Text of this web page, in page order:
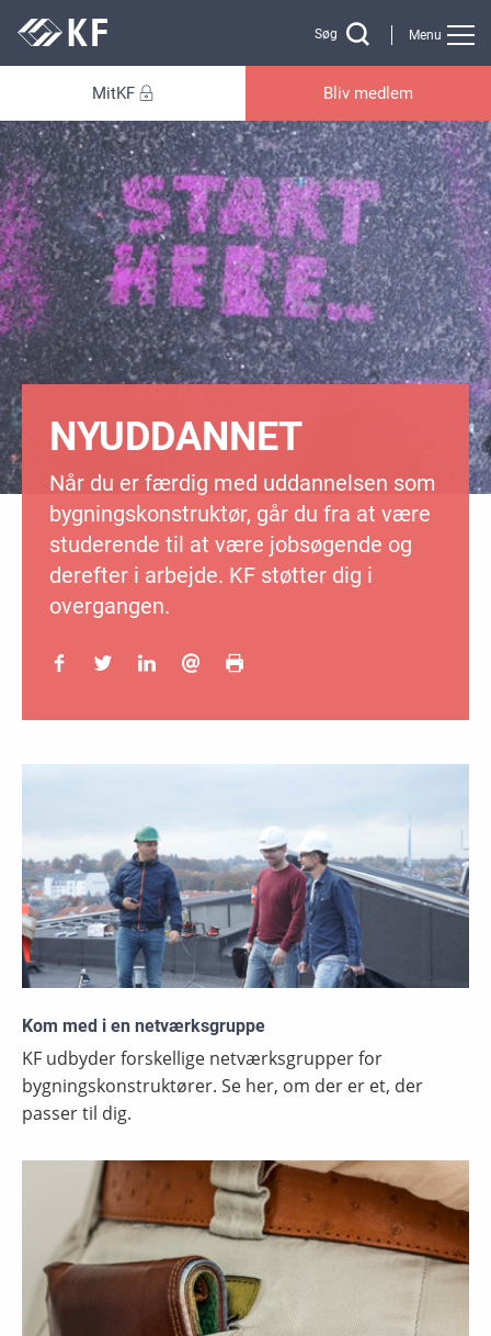
Menu
Søg
MitKF Bliv medlem
NYUDDANNET
Når du er færdig med uddannelsen som
bygningskonstruktør, går du fra at være
studerende til at være jobsøgende og
derefter i arbejde. KF støtter dig i
overgangen.
Kom med i en netværksgruppe
KF udbyder forskellige netværksgrupper for
bygningskonstruktører. Se her, om der er et, der
passer til dig.